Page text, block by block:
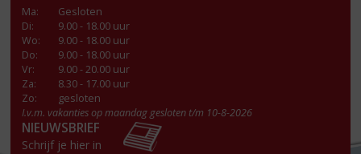
Ma:
Gesloten
Di:
9.00 - 18.00 uur
Wo:
9.00 - 18.00 uur
Do:
9.00 - 18.00 uur
Vr:
9.00 - 20.00 uur
Za:
8.30 - 17.00 uur
Zo:
gesloten
I.v.m. vakanties op maandag gesloten t/m 10-8-2026
NIEUWSBRIEF
Schrijf je hier in